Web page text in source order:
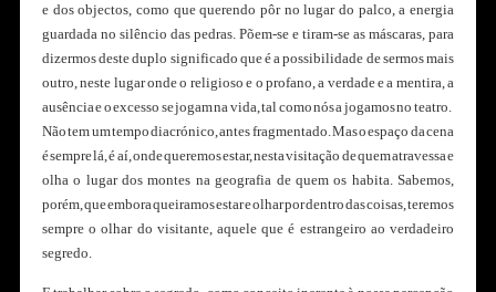
e dos objectos, como que querendo pôr no lugar do palco, a energia
guardada no silêncio das pedras. Põem-se e tiram-se as máscaras, para
dizermos deste duplo significado que é a possibilidade de sermos mais
outro, neste lugar onde o religioso e o profano, a verdade e a mentira, a
ausência e o excesso se jogam na vida, tal como nós a jogamos no teatro.
Não tem um tempo diacrónico, antes fragmentado. Mas o espaço da cena
é sempre lá, é aí, onde queremos estar, nesta visitação de quem atravessa e
olha o lugar dos montes na geografia de quem os habita. Sabemos,
porém, que embora queiramos estar e olhar por dentro das coisas, teremos
sempre o olhar do visitante, aquele que é estrangeiro ao verdadeiro
segredo.